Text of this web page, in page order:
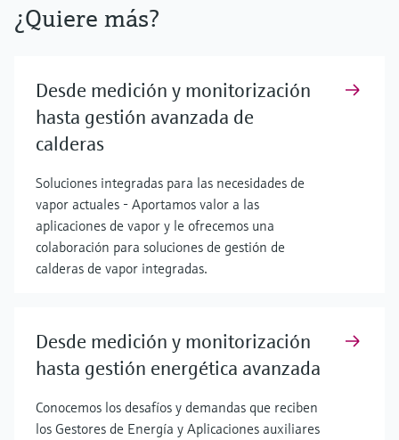
¿Quiere más?
Desde medición y monitorización
hasta gestión avanzada de
calderas
Soluciones integradas para las necesidades de
vapor actuales - Aportamos valor a las
aplicaciones de vapor y le ofrecemos una
colaboración para soluciones de gestión de
calderas de vapor integradas.
Desde medición y monitorización
hasta gestión energética avanzada
Conocemos los desafíos y demandas que reciben
los Gestores de Energía y Aplicaciones auxiliares